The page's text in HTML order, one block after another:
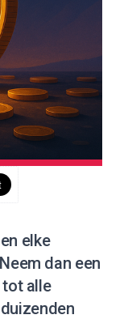
elke
Neem dan een
alle